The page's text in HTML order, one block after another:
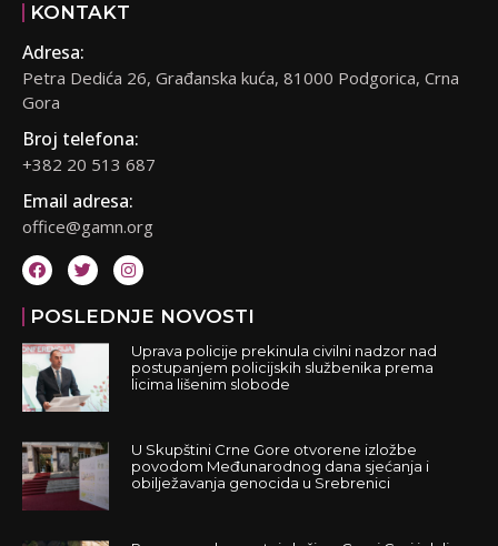
KONTAKT
Adresa:
Petra Dedića 26, Građanska kuća, 81000 Podgorica, Crna
Gora
Broj telefona:
+382 20 513 687
Email adresa:
office@gamn.org
POSLEDNJE NOVOSTI
Uprava policije prekinula civilni nadzor nad
postupanjem policijskih službenika prema
licima lišenim slobode
U Skupštini Crne Gore otvorene izložbe
povodom Međunarodnog dana sjećanja i
obilježavanja genocida u Srebrenici